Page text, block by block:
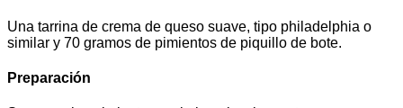
Una tarrina de crema de queso suave, tipo philadelphia o
similar y 70 gramos de pimientos de piquillo de bote.
Preparación